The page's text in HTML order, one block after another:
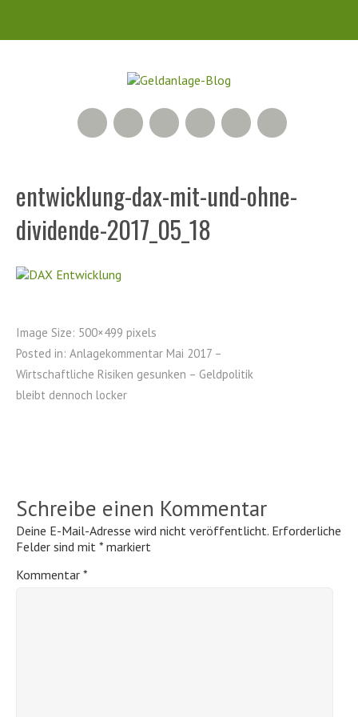
Facebook
500px
LinkedIn
Xing
RSS Feed
entwicklung-dax-mit-und-ohne-
dividende-2017_05_18
Image Size: 500×499 pixels
Posted in: Anlagekommentar Mai 2017 –
Wirtschaftliche Risiken gesunken – Geldpolitik
bleibt dennoch locker
Schreibe einen Kommentar
Deine E-Mail-Adresse wird nicht veröffentlicht. Erforderliche
Felder sind mit * markiert
Kommentar *